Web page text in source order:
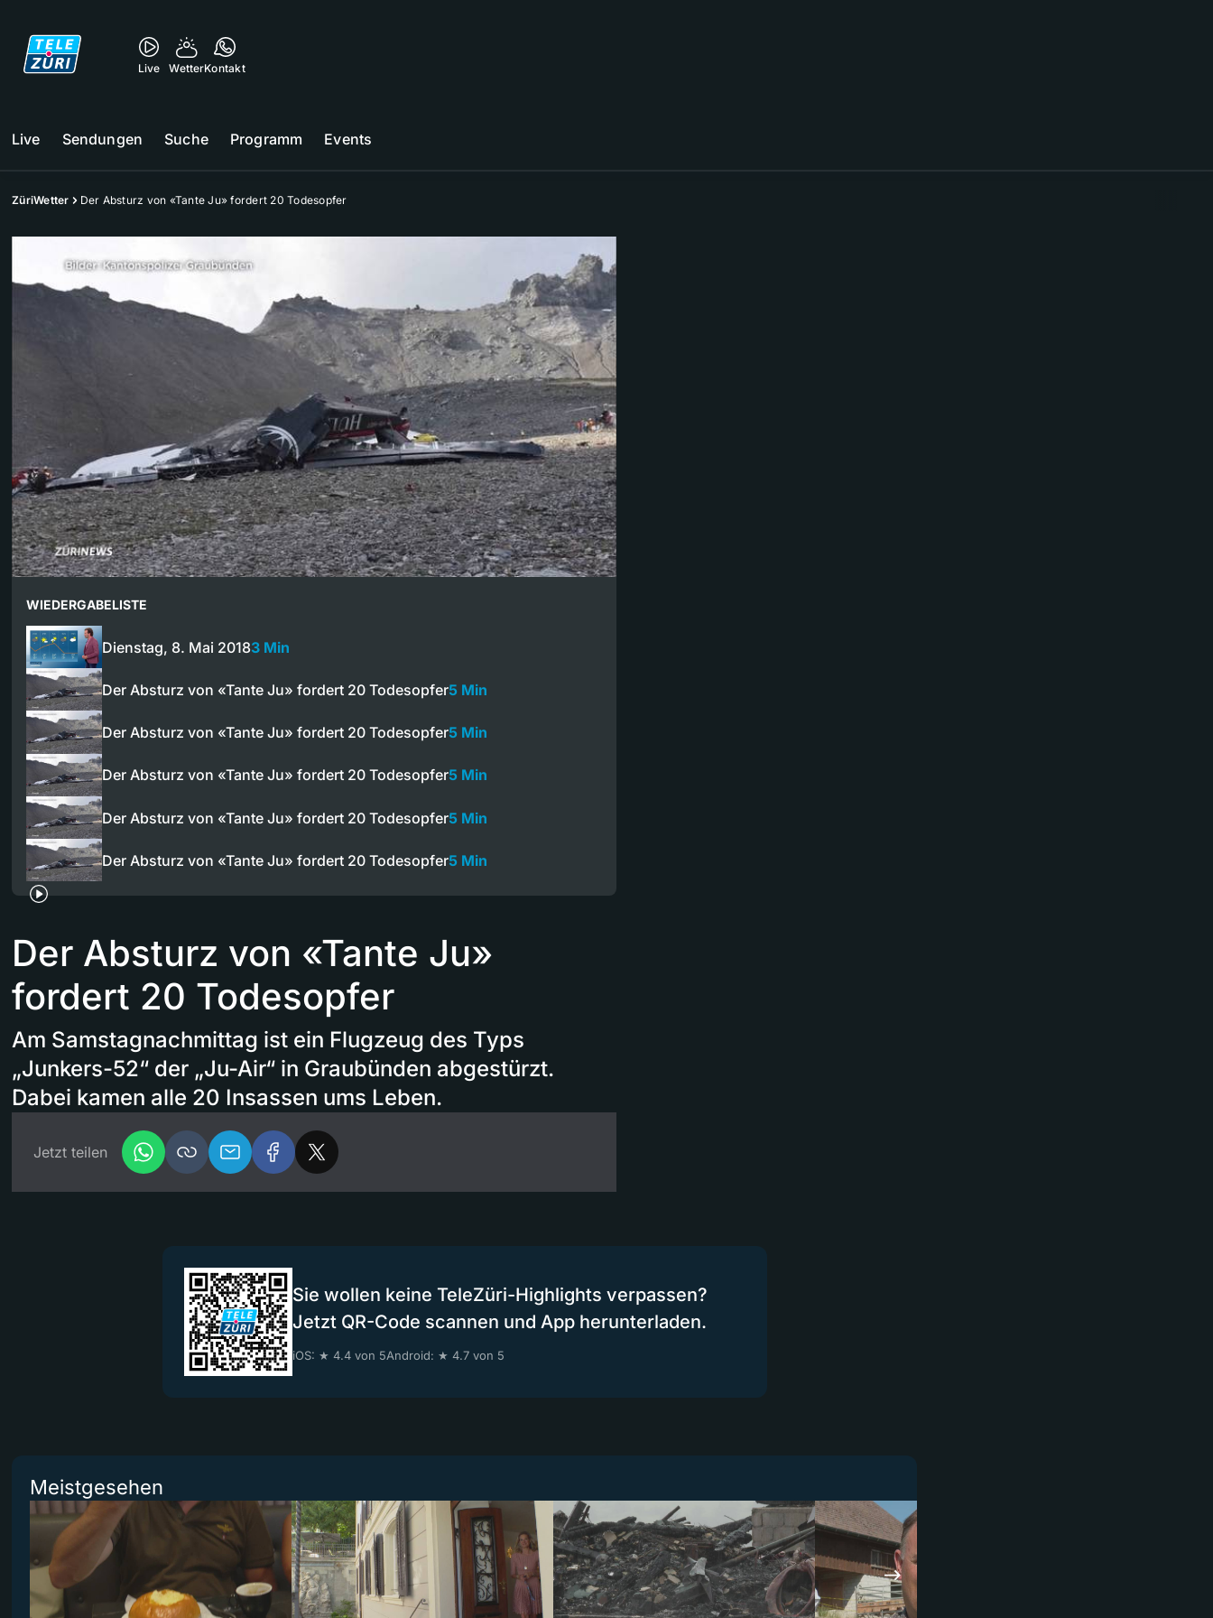
Live WetterKontakt
Live Sendungen Suche Programm Events
ZüriWetter Der Absturz von «Tante Ju» fordert 20 Todesopfer
WIEDERGABELISTE
Dienstag, 8. Mai 20183 Min
Der Absturz von «Tante Ju» fordert 20 Todesopfer5 Min
Der Absturz von «Tante Ju» fordert 20 Todesopfer5 Min
Der Absturz von «Tante Ju» fordert 20 Todesopfer5 Min
Der Absturz von «Tante Ju» fordert 20 Todesopfer5 Min
Der Absturz von «Tante Ju» fordert 20 Todesopfer5 Min
Der Absturz von «Tante Ju»
fordert 20 Todesopfer
Am Samstagnachmittag ist ein Flugzeug des Typs
„Junkers-52“ der „Ju-Air“ in Graubünden abgestürzt.
Dabei kamen alle 20 Insassen ums Leben.
Jetzt teilen
Sie wollen keine TeleZüri-Highlights verpassen?
Jetzt QR-Code scannen und App herunterladen.
iOS: ★ 4.4 von 5Android: ★ 4.7 von 5
Meistgesehen